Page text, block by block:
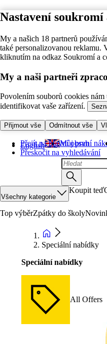
Nastavení soukromí
My a našich 18 partnerů
také personalizovanou reklamu.
kliknutím na odkaz Soukromí a
My a naši partneři
Povolením souborů cookies
identifikovat vaše zařízení.
Přijmout vše Odmítnout vše
Přejít na hlavní obsah
Přeskočit na vyhledávání
English Můj první
Všechny kategorie
Koupit teď
Top výběrZpátky do školy
Speciální nabídky
Speciální nabídky
All Offers